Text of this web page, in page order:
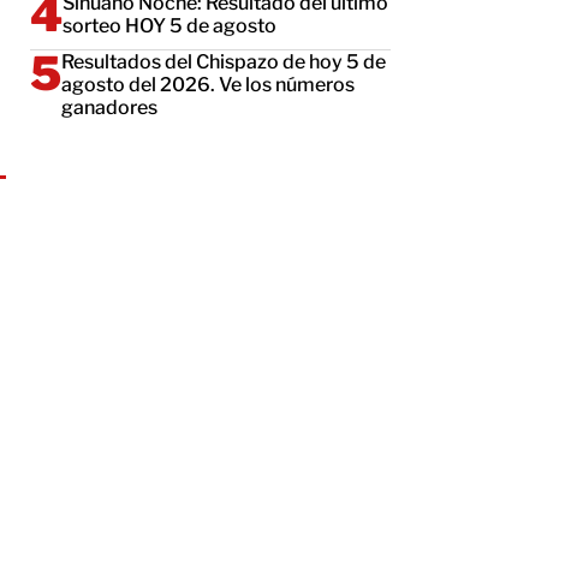
sorteo HOY 5 de agosto
Resultados del Chispazo de hoy 5 de
agosto del 2026. Ve los números
ganadores